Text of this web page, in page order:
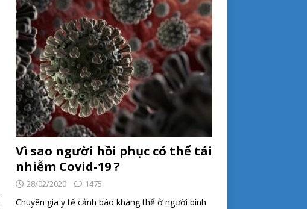
Vì sao người hồi phục có thể tái
nhiễm Covid-19 ?
28/02/2020 1475
Chuyên gia y tế cảnh báo kháng thể ở người bình